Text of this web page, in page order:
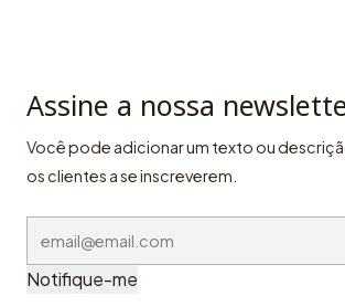
Assine a nossa
Você pode adicionar um texto ou
os clientes a se inscreverem.
Notifique-me